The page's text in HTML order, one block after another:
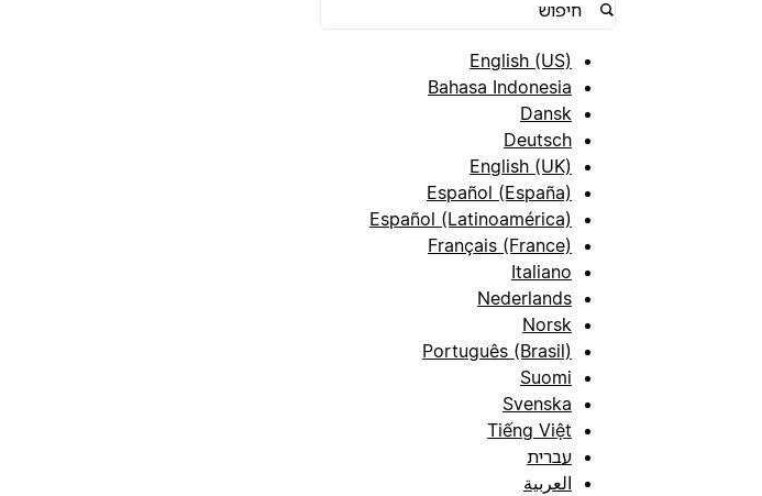
English (US)
Bahasa Indonesia
Dansk
Deutsch
English (UK)
Español (España)
Español (Latinoamérica)
Français (France)
Italiano
Nederlands
Norsk
Português (Brasil)
Suomi
Svenska
Tiếng Việt
עברית
العربية